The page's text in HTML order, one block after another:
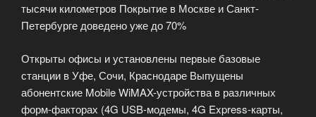
тысячи километров Покрытие в Москве и Санкт-
Петербурге доведено уже до 70%
Открыты офисы и установлены первые базовые
станции в Уфе, Сочи, Краснодаре Выпущены
абонентские Mobile WiMAX-устройства в различных
форм-факторах (4G USB-модемы, 4G Express-карты,